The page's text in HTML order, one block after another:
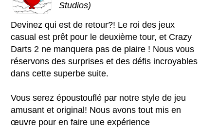
Studios)
Devinez qui est de retour?! Le roi des jeux
casual est prêt pour le deuxième tour, et Crazy
Darts 2 ne manquera pas de plaire ! Nous vous
réservons des surprises et des défis incroyables
dans cette superbe suite.
Vous serez époustouflé par notre style de jeu
amusant et original! Nous avons tout mis en
œuvre pour en faire une expérience